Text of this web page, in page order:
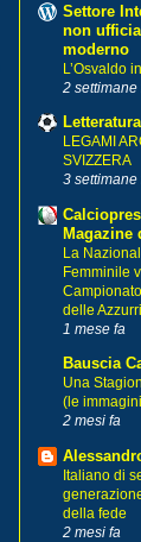
Settore
non
moderno
L’Osvaldo
2 settimane
LEGAMI
SVIZZERA
3 settimane
La
Femminile
delle
1 mese fa
Bauscia
Una
(le
2 mesi fa
Italiano di
della fede
2 mesi fa